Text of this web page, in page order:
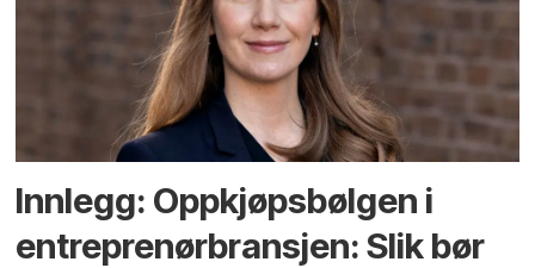
Innlegg: Oppkjøps­bølgen i
entreprenør­bransjen: Slik bør